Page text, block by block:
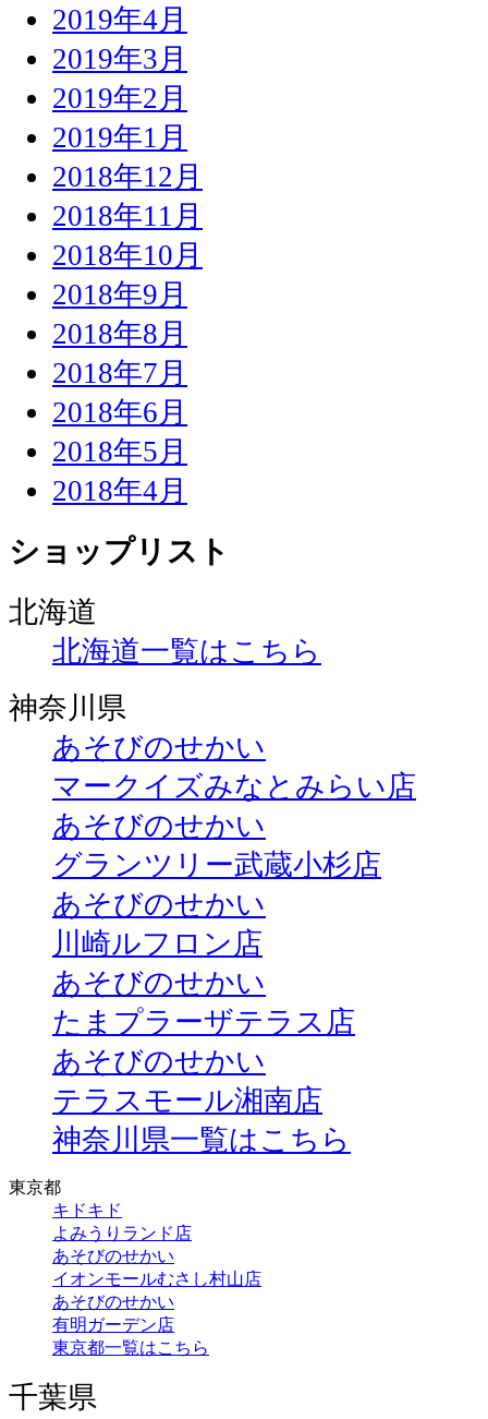
2019年4月
2019年3月
2019年2月
2019年1月
2018年12月
2018年11月
2018年10月
2018年9月
2018年8月
2018年7月
2018年6月
2018年5月
2018年4月
ショップリスト
北海道
北海道一覧はこちら
神奈川県
あそびのせかい
マークイズみなとみらい店
あそびのせかい
グランツリー武蔵小杉店
あそびのせかい
川崎ルフロン店
あそびのせかい
たまプラーザテラス店
あそびのせかい
テラスモール湘南店
神奈川県一覧はこちら
東京都
キドキド
よみうりランド店
あそびのせかい
イオンモールむさし村山店
あそびのせかい
有明ガーデン店
東京都一覧はこちら
千葉県